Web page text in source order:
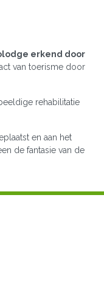
erkend door
van toerisme door
rehabilitatie
en aan het
de fantasie van de